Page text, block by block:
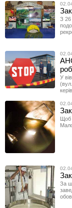
З 26
У
Щоб
За